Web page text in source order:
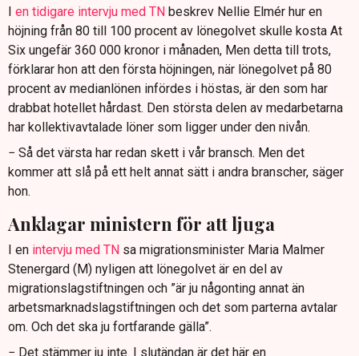
I en tidigare intervju med TN beskrev Nellie Elmér hur en
höjning från 80 till 100 procent av lönegolvet skulle kosta At
Six ungefär 360 000 kronor i månaden, Men detta till trots,
förklarar hon att den första höjningen, när lönegolvet på 80
procent av medianlönen infördes i höstas, är den som har
drabbat hotellet hårdast. Den största delen av medarbetarna
har kollektivavtalade löner som ligger under den nivån.
− Så det värsta har redan skett i vår bransch. Men det
kommer att slå på ett helt annat sätt i andra branscher, säger
hon.
Anklagar ministern för att ljuga
I en intervju med TN sa migrationsminister Maria Malmer
Stenergard (M) nyligen att lönegolvet är en del av
migrationslagstiftningen och ”är ju någonting annat än
arbetsmarknadslagstiftningen och det som parterna avtalar
om. Och det ska ju fortfarande gälla”.
− Det stämmer ju inte. I slutändan är det här en